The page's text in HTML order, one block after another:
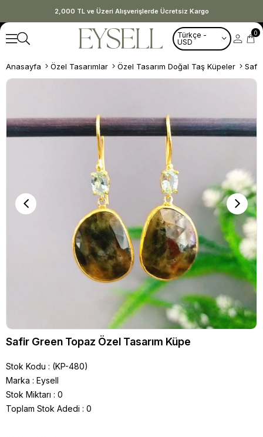
2,000 TL ve Üzeri Alışverişlerde Ücretsiz Kargo
Türkçe -
USD
0
Anasayfa Özel Tasarımlar Özel Tasarım Doğal Taş Küpeler
Safir Green Topaz Özel Tasarım Küpe
Stok Kodu
(KP-480)
Marka : Eysell
Stok Miktarı : 0
Toplam Stok Adedi : 0